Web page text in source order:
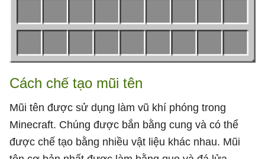
Cách chế tạo mũi tên
Mũi tên được sử dụng làm vũ khí phóng trong
Minecraft. Chúng được bắn bằng cung và có thể
được chế tạo bằng nhiều vật liệu khác nhau. Mũi